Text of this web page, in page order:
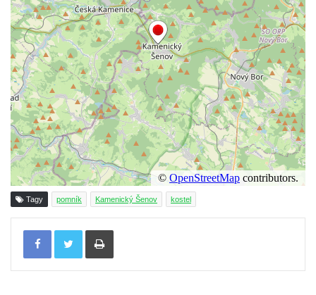
Kenotaf Alfeda Harnische na hřbitově v
Hrobčicích
Pomník obětem válek v Hrobčicích
Pomník obětem válek v Mirošovicích
Hrob vojáků Rudé armády na hřbitově v
Račicích
Hrob Jiřího Dovhomilji na hřbitově v
Račicích
Hrob Antonína Medáčka na hřbitově v
Račicích
na hřbitově v Dobříni
Pomník obětem 1. světové války v Lužici
Tagy pomník Kamenický Šenov kostel
Tisknout